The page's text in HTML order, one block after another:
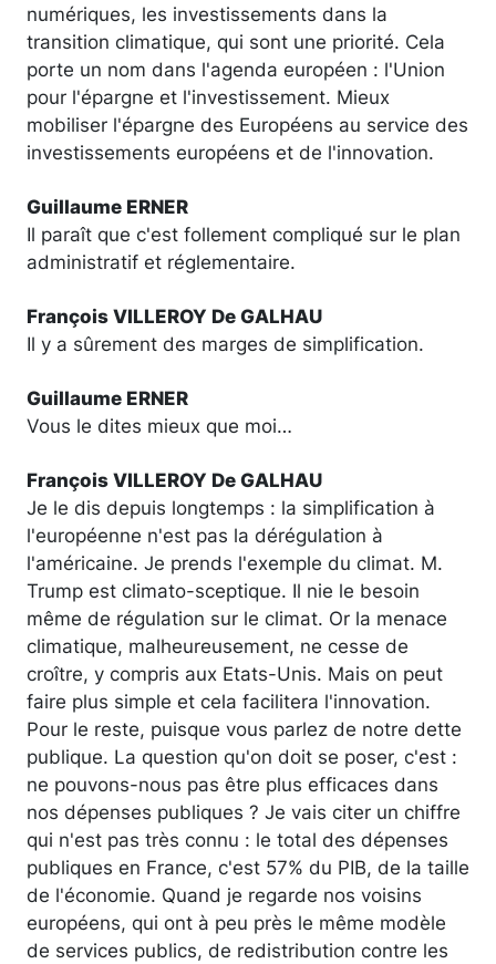
numériques, les investissements dans la
transition climatique, qui sont une priorité. Cela
porte un nom dans l'agenda européen : l'Union
pour l'épargne et l'investissement. Mieux
mobiliser l'épargne des Européens au service des
investissements européens et de l'innovation.
Guillaume ERNER
Il paraît que c'est follement compliqué sur le plan
administratif et réglementaire.
François VILLEROY De GALHAU
Il y a sûrement des marges de simplification.
Guillaume ERNER
Vous le dites mieux que moi…
François VILLEROY De GALHAU
Je le dis depuis longtemps : la simplification à
l'européenne n'est pas la dérégulation à
l'américaine. Je prends l'exemple du climat. M.
Trump est climato-sceptique. Il nie le besoin
même de régulation sur le climat. Or la menace
climatique, malheureusement, ne cesse de
croître, y compris aux Etats-Unis. Mais on peut
faire plus simple et cela facilitera l'innovation.
Pour le reste, puisque vous parlez de notre dette
publique. La question qu'on doit se poser, c'est :
ne pouvons-nous pas être plus efficaces dans
nos dépenses publiques ? Je vais citer un chiffre
qui n'est pas très connu : le total des dépenses
publiques en France, c'est 57% du PIB, de la taille
de l'économie. Quand je regarde nos voisins
européens, qui ont à peu près le même modèle
de services publics, de redistribution contre les